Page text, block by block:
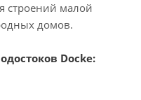
строений малой
домов.
Docke: